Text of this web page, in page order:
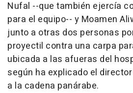
Nufal --que también ejercía
para el equipo-- y Moamen
junto a otras dos personas
proyectil contra una carpa
ubicada a las afueras del
según ha explicado el
a la cadena panárabe.